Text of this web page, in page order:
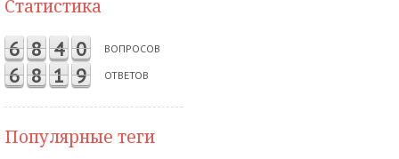
Статистика
6 8 4 0 ВОПРОСОВ
6 8 1 9 ОТВЕТОВ
Популярные теги